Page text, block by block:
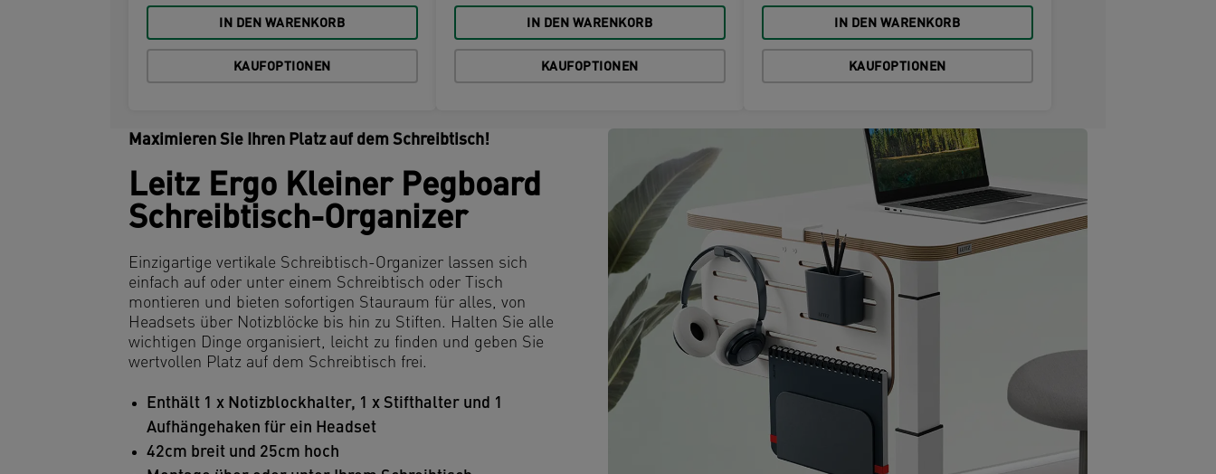
IN DEN WARENKORB
KAUFOPTIONEN
IN DEN WARENKORB
KAUFOPTIONEN
IN DEN WARENKORB
KAUFOPTIONEN
Maximieren Sie Ihren Platz auf dem Schreibtisch!
Leitz Ergo Kleiner Pegboard
Schreibtisch-Organizer
Einzigartige vertikale Schreibtisch-Organizer lassen sich
einfach auf oder unter einem Schreibtisch oder Tisch
montieren und bieten sofortigen Stauraum für alles, von
Headsets über Notizblöcke bis hin zu Stiften. Halten Sie alle
wichtigen Dinge organisiert, leicht zu finden und geben Sie
wertvollen Platz auf dem Schreibtisch frei.
Enthält 1 x Notizblockhalter, 1 x Stifthalter und 1
Aufhängehaken für ein Headset
42cm breit und 25cm hoch